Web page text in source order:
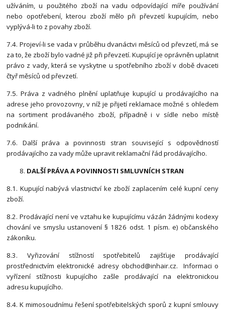
užíváním, u použitého zboží na vadu odpovídající míře používání
nebo opotřebení, kterou zboží mělo při převzetí kupujícím, nebo
vyplývá-li to z povahy zboží.
7.4. Projeví-li se vada v průběhu dvanáctvi měsíců od převzetí, má se
za to, že zboží bylo vadné již při převzetí. Kupující je oprávněn uplatnit
právo z vady, která se vyskytne u spotřebního zboží v době dvaceti
čtyř měsíců od převzetí.
7.5. Práva z vadného plnění uplatňuje kupující u prodávajícího na
adrese jeho provozovny, v níž je přijetí reklamace možné s ohledem
na sortiment prodávaného zboží, případně i v sídle nebo místě
podnikání.
7.6. Další práva a povinnosti stran související s odpovědností
prodávajícího za vady může upravit reklamační řád prodávajícího.
DALŠÍ PRÁVA A POVINNOSTI SMLUVNÍCH STRAN
8.1. Kupující nabývá vlastnictví ke zboží zaplacením celé kupní ceny
zboží.
8.2. Prodávající není ve vztahu ke kupujícímu vázán žádnými kodexy
chování ve smyslu ustanovení § 1826 odst. 1 písm. e) občanského
zákoníku.
8.3. Vyřizování stížností spotřebitelů zajišťuje prodávající
prostřednictvím elektronické adresy obchod@inhair.cz. Informaci o
vyřízení stížnosti kupujícího zašle prodávající na elektronickou
adresu kupujícího.
8.4. K mimosoudnímu řešení spotřebitelských sporů z kupní smlouvy